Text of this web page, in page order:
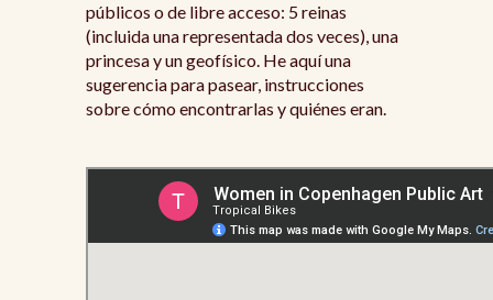
públicos o de libre acceso: 5 reinas
(incluida una representada dos veces), una
princesa y un geofísico. He aquí una
sugerencia para pasear, instrucciones
sobre cómo encontrarlas y quiénes eran.